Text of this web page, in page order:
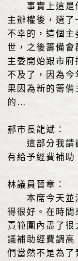
事實上這是他
主辦權後，選
不幸的，這個主
世，之後籌備會
主委開始跟市
不及了，因為
果因為新的籌
的…
郝市長龍斌：
這部分我請觀
有給予經費補助
林議員晉章：
本席今天並沒
得很好。在時間
責範圍內盡了
議補助經費調高
們當然不是為了